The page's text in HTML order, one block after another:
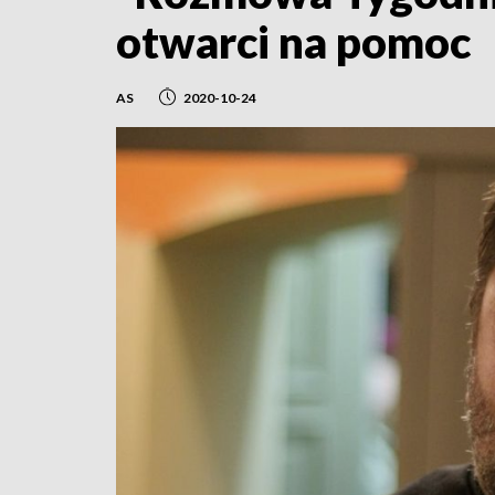
otwarci na pomoc
AS 2020-10-24